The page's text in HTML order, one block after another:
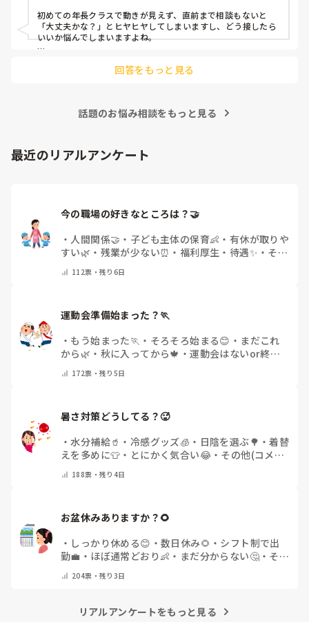
対応にも悩みます。
初めての年長クラスで動きが見えず、直前まで相談もないと
「大丈夫かな？」とヒヤヒヤしてしまいますし、どう接したら
いいか悩んでしまいますよね。
「こんなこと聞いたら迷惑かな」と抱え込んでいるケースがと
件、どこまで進んだ？」「困ってることない？」と具体的に声
「毎日夕方に5分だけ進捗確認の時間を取る」などルール化し
てしまうと、後輩も質問しやすくなりますよ。一人で抱え込ま
回答をもっと見る
話題のお悩み相談をもっと見る
最近のリアルアンケート
・ 人間関係🤝 ・ 子ども主体の保育👶 ・ 有休が取りや
すい🌿 ・ 残業が少ない⏰ ・ 福利厚生・待遇✨ ・ その
112票・残り6日
運動会準備始まった？🏃
・ もう始まった🏃 ・ そろそろ始まる😊 ・ まだこれ
から🌿 ・ 秋に入ってから🍁 ・運動会はないor終わ
172票・残り5日
暑さ対策どうしてる？🥵
・水分補給🥤 ・ 冷感グッズ🧊 ・ 日陰を選ぶ🌳 ・着替
えを多めに👕 ・ とにかく気合い😂・ その他(コメン
188票・残り4日
お盆休みありますか？🌻
・ しっかり休める😊 ・ 数日休み🌻 ・ シフト制で出
勤💼 ・ ほぼ通常どおり👶 ・ まだ分からない🤔・ その
204票・残り3日
リアルアンケートをもっと見る